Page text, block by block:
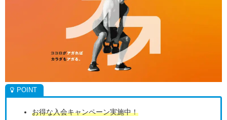
お得な入会キャンペーン実施中！